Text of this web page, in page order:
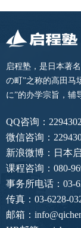
启程塾，是日本著
の町”之称的高田马
に”的办学宗旨，辅
QQ咨询：
微信咨询：
新浪微博：日本
课程咨询：080-
事务所电话：03-
传真：03-6228-
邮箱：